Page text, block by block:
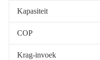
Kapasiteit
COP
Krag-invoek